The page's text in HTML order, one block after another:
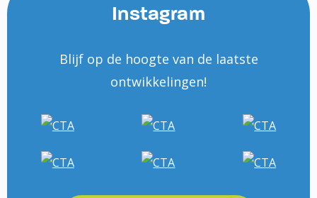
Instagram
Blijf op de hoogte van de laatste
ontwikkelingen!